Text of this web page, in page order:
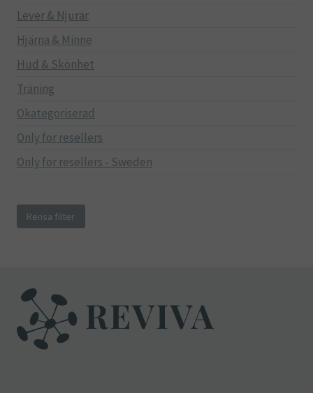
Lever & Njurar
Hjärna & Minne
Hud & Skönhet
Träning
Okategoriserad
Only for resellers
Only for resellers - Sweden
Rensa filter